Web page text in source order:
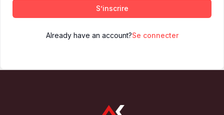
S’inscrire
Already have an account?Se connecter